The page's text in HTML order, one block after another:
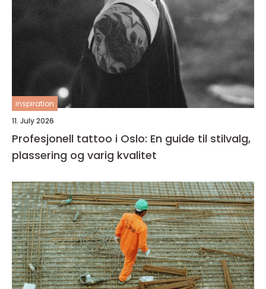
inspiration
11. July 2026
Profesjonell tattoo i Oslo: En guide til stilvalg,
plassering og varig kvalitet